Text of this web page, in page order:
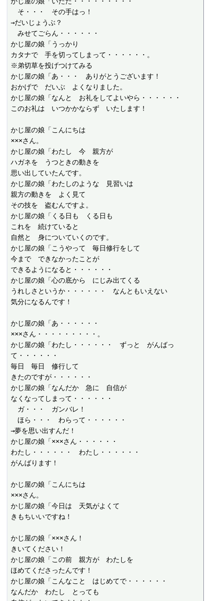
そ・・・　その手はっ！
→だいじょうぶ？
みせてごらん・・・・・・
かじ屋の娘「うっかり
カタナで　手を切ってしまって・・・・・・。
※弟切草を投げつけてみる
かじ屋の娘「あ・・・　ありがとうございます！
おかげで　だいぶ　よくなりました。
かじ屋の娘「なんと　お礼をしてよいやら・・・・・・
このお礼は　いつかかならず　いたします！
かじ屋の娘「こんにちは
×××さん。
かじ屋の娘「わたし　今　親方が
ハガネを　うつときの動きを
思い出していたんです。
かじ屋の娘「わたしのような　見習いは
親方の動きを　よく見て
その技を　盗むんですよ。
かじ屋の娘「くる日も　くる日も
これを　続けていると
自然と　身についていくのです。
かじ屋の娘「こうやって　毎日修行をして
今まで　できなかったことが
できるようになると・・・・・・
かじ屋の娘「心の底から　にじみ出てくる
うれしさというか・・・・・・　なんともいえない
気分になるんです！
かじ屋の娘「あ・・・・・・
×××さん・・・・・・・・・。
かじ屋の娘「わたし・・・・・・　ずっと　がんばっ
て・・・・・・
毎日　毎日　修行して
きたのですが・・・・・・
かじ屋の娘「なんだか　急に　自信が
なくなってしまって・・・・・・
ガ・・・　ガンバレ！
ほら・・・　わらって・・・・・・
→夢を思い出すんだ！
かじ屋の娘「×××さん・・・・・・
わたし・・・・・・　わたし・・・・・・
がんばります！
かじ屋の娘「こんにちは
×××さん。
かじ屋の娘「今日は　天気がよくて
きもちいいですね！
かじ屋の娘「×××さん！
きいてください！
かじ屋の娘「この前　親方が　わたしを
ほめてくださったんです！
かじ屋の娘「こんなこと　はじめてで・・・・・・
なんだか　わたし　とっても